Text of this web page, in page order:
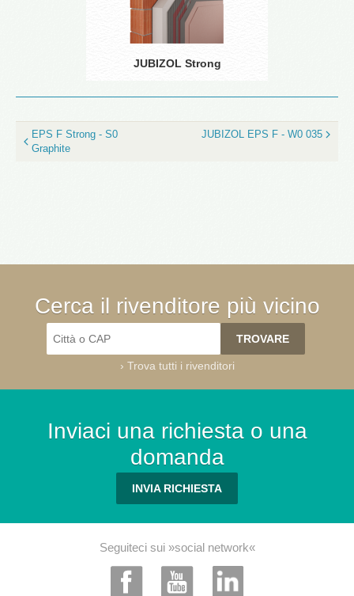
JUBIZOL Strong
EPS F Strong - S0
Graphite
JUBIZOL EPS F - W0 035
Cerca il rivenditore più vicino
› Trova tutti i rivenditori
Inviaci una richiesta o una
domanda
INVIA RICHIESTA
Seguiteci sui »social network«